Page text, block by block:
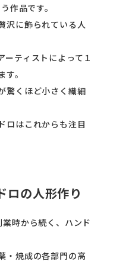
作品です。
沢に飾られている人
ーティストによって１
。
驚くほど小さく繊細
ロはこれからも注目
ロの人形作り
時から続く、ハンド
・焼成の各部門の高